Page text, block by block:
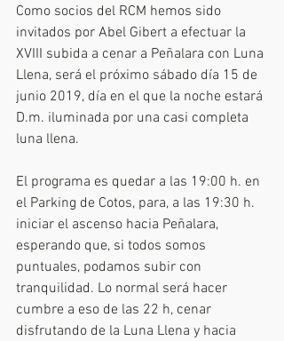
Como socios del RCM hemos sido
invitados por Abel Gibert a efectuar la
XVIII subida a cenar a Peñalara con Luna
Llena, será el próximo sábado día 15 de
junio 2019, día en el que la noche estará
D.m. iluminada por una casi completa
luna llena.
El programa es quedar a las 19:00 h. en
el Parking de Cotos, para, a las 19:30 h.
iniciar el ascenso hacia Peñalara,
esperando que, si todos somos
puntuales, podamos subir con
tranquilidad. Lo normal será hacer
cumbre a eso de las 22 h, cenar
disfrutando de la Luna Llena y hacia